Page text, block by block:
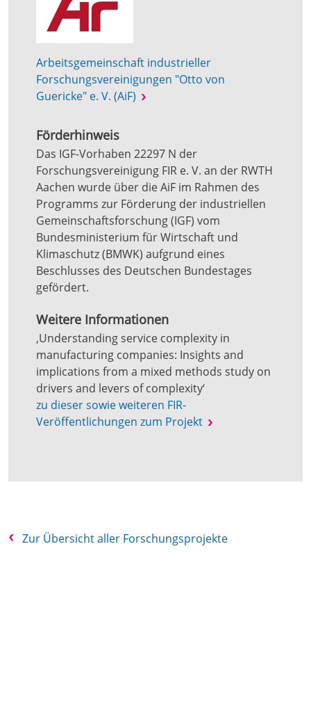
Arbeitsgemeinschaft industrieller
Forschungsvereinigungen "Otto von
Guericke" e. V. (AiF)
Förderhinweis
Das IGF-Vorhaben 22297 N der
Forschungsvereinigung FIR e. V. an der RWTH
Aachen wurde über die AiF im Rahmen des
Programms zur Förderung der industriellen
Gemeinschaftsforschung (IGF) vom
Bundesministerium für Wirtschaft und
Klimaschutz (BMWK) aufgrund eines
Beschlusses des Deutschen Bundestages
gefördert.
Weitere Informationen
‚Understanding service complexity in
manufacturing companies: Insights and
implications from a mixed methods study on
drivers and levers of complexity‘
zu dieser sowie weiteren FIR-
Veröffentlichungen zum Projekt
Zur Übersicht aller Forschungsprojekte